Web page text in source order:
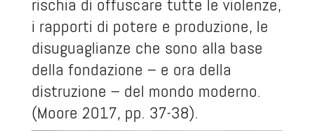
rischia di offuscare tutte le violenze,
i rapporti di potere e produzione, le
disuguaglianze che sono alla base
della fondazione – e ora della
distruzione – del mondo moderno.
(Moore 2017, pp. 37-38).